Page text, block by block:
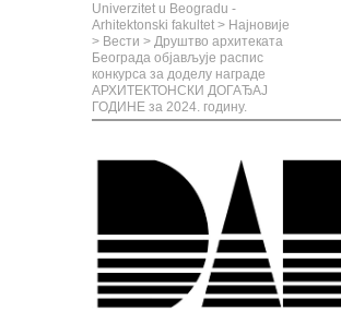
Univerzitet u Beogradu -
Arhitektonski fakultet > Најновије
> Вести > Друштво архитеката
Београда објављује распис
конкурса за доделу награде
АРХИТЕКТОНСКИ ДОГАЂАЈ
ГОДИНЕ за 2024. годину.